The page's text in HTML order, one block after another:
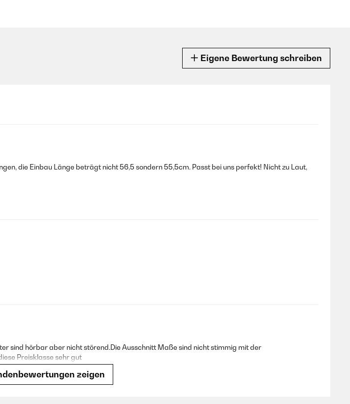
Eigene Bewertung schreiben
die Einbau Länge beträgt nicht 56,5 sondern 55,5cm. Passt bei uns perfekt! Nicht zu Laut,
sind hörbar aber nicht störend.Die Ausschnitt Maße sind nicht stimmig mit der
Preisklasse sehr gut
zeigen